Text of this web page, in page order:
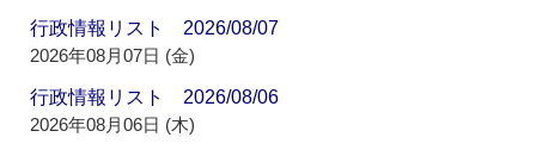
行政情報リスト 2026/08/07
2026年08月07日 (金)
行政情報リスト 2026/08/06
2026年08月06日 (木)